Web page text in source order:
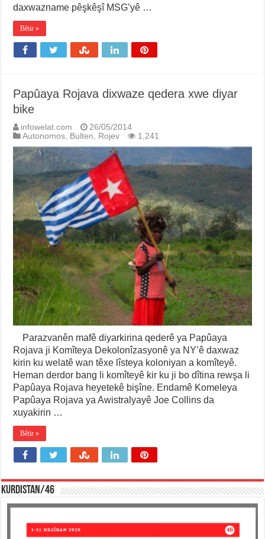
daxwazname pêşkêşî MSG’yê …
Bêtir »
Papûaya Rojava dixwaze qedera xwe diyar
bike
infowelat.com
26/05/2014
Autonomos, Bulten, Rojev 1,241
Parazvanên mafê diyarkirina qederê ya Papûaya
Rojava ji Komîteya Dekolonîzasyonê ya NY’ê daxwaz
kirin ku welatê wan têxe lîsteya koloniyan a komîteyê.
Heman derdor bang li komîteyê kir ku ji bo dîtina rewşa li
Papûaya Rojava heyetekê bişîne. Endamê Komeleya
Papûaya Rojava ya Awistralyayê Joe Collins da
xuyakirin …
Bêtir »
KURDISTAN/46